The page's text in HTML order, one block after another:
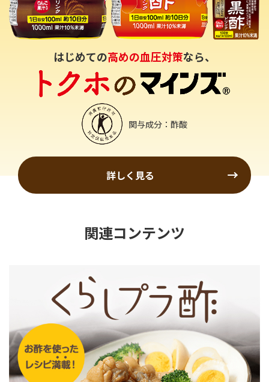
はじめての高めの血圧対策なら、
関与成分：酢酸
詳しく見る
関連コンテンツ